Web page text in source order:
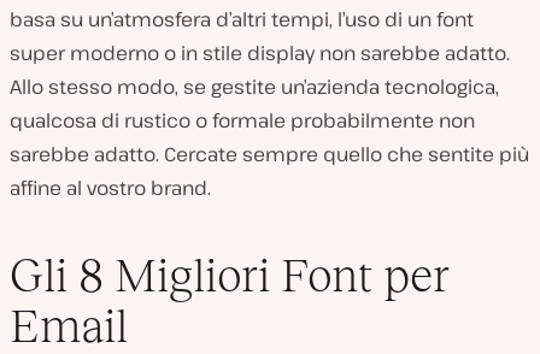
basa su un’atmosfera d’altri tempi, l’uso di un font
super moderno o in stile display non sarebbe adatto.
Allo stesso modo, se gestite un’azienda tecnologica,
qualcosa di rustico o formale probabilmente non
sarebbe adatto. Cercate sempre quello che sentite più
affine al vostro brand.
Gli 8 Migliori Font per
Email